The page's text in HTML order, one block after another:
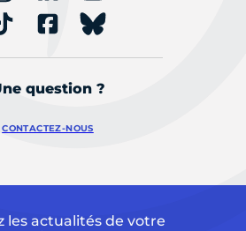
question ?
CONTACTEZ-NOUS
les actualités de votre